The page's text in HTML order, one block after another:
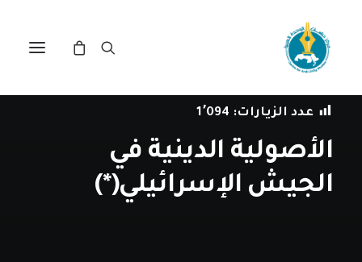
فيمراجعة اصدارات
عدد الزيارات: 1٬094
الأصولية الدينية في
الجيش الإسرائيلي(*)